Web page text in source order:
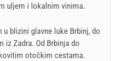
uljem i lokalnim vinima.
blizini glavne luke Brbinj, do
iz Zadra. Od Brbinja do
otočkim cestama.